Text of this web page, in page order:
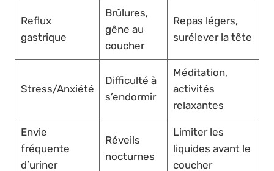
Reflux
gastrique
Brûlures,
gêne au
coucher
Repas légers,
surélever la tête
Stress/Anxiété
Difficulté à
s’endormir
Méditation,
activités
relaxantes
Envie
fréquente
d’uriner
Réveils
nocturnes
Limiter les
liquides avant le
coucher